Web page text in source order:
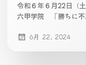
令和６年６月22日
六甲学院 「勝ちに
6月 22, 2024